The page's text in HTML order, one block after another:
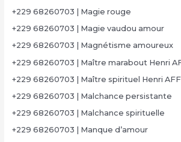
+229 68260703 | Magie rouge
+229 68260703 | Magie vaudou amour
+229 68260703 | Magnétisme amoureux
+229 68260703 | Maître marabout Henri
+229 68260703 | Maître spirituel Henri
+229 68260703 | Malchance persistante
+229 68260703 | Malchance spirituelle
+229 68260703 | Manque d’amour